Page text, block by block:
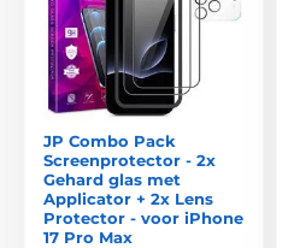
JP Combo Pack
Screenprotector - 2x
Gehard glas met
Applicator + 2x Lens
Protector - voor iPhone
17 Pro Max